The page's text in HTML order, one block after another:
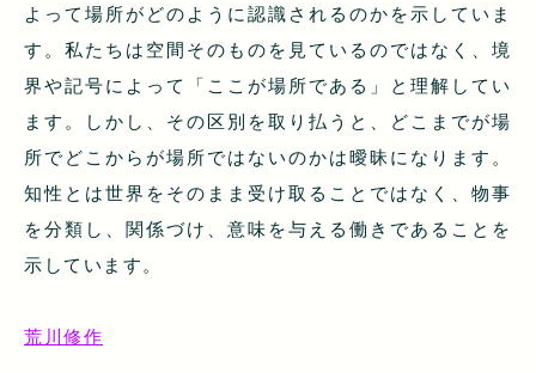
よって場所がどのように認識されるのかを示していま
す。私たちは空間そのものを見ているのではなく、境
界や記号によって「ここが場所である」と理解してい
ます。しかし、その区別を取り払うと、どこまでが場
所でどこからが場所ではないのかは曖昧になります。
知性とは世界をそのまま受け取ることではなく、物事
を分類し、関係づけ、意味を与える働きであることを
示しています。
荒川修作